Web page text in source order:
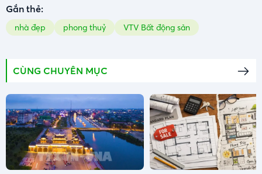
Gắn thẻ:
nhà đẹp phong thuỷ VTV Bất động sản
CÙNG CHUYÊN MỤC